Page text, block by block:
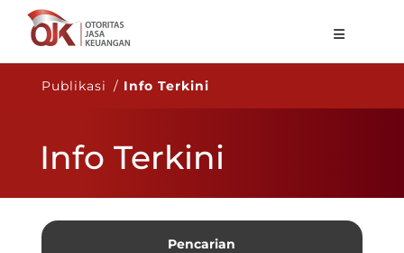
Tentang OJK
Publikasi
Statistik
Publikasi / Info Terkini
Info Terkini
Pencarian